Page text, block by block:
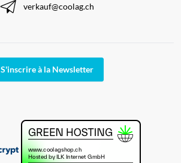
verkauf@coolag.ch
S'inscrire à la Newsletter